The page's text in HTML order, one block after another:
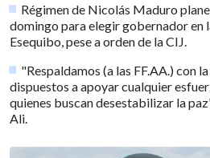
Régimen de Nicolás Maduro
domingo para elegir gobernador en
Esequibo, pese a orden de la CIJ.
"Respaldamos (a las FF.AA.) con
dispuestos a apoyar cualquier
quienes buscan desestabilizar la
Ali.